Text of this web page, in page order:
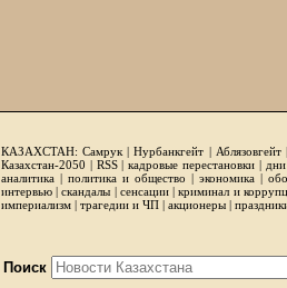
КАЗАХСТАН: Самрук |Нурбанкгейт | Аблязовгейт
Казахстан-2050 | RSS|кадровые перестановки|
аналитика | политика и общество | экономика |
интервью |скандалы | сенсации|криминал и
империализм | трагедии и ЧП | акционеры |
Поиск